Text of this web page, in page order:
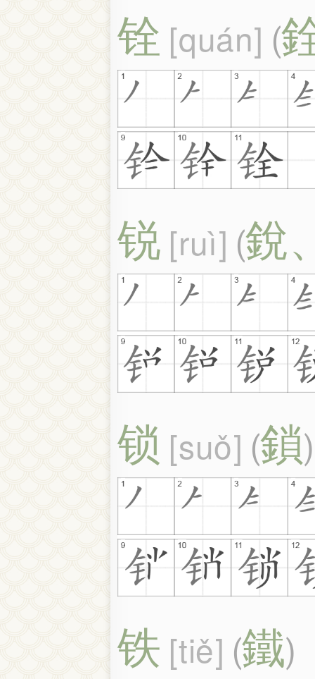
铨 quán (
锐 ruì (銳
锁 suǒ (鎖)
铁 tiě (鐵)